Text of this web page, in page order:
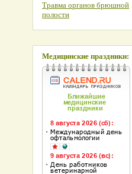
Травма органов брюшной
полости
Медицинские праздники: